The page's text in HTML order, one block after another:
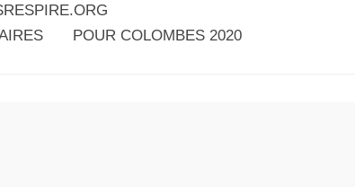
POUR COLOMBES 2020